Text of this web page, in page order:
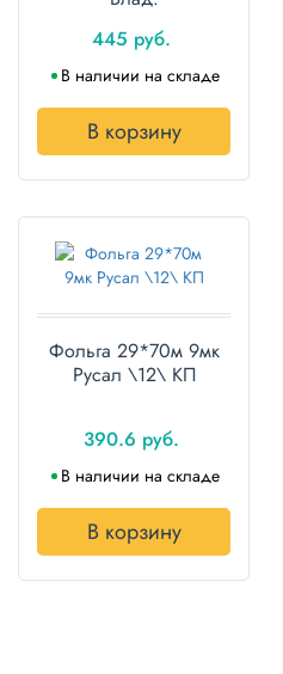
445 руб.
В наличии на складе
В корзину
Фольга 29*70м 9мк
Русал \12\ КП
390.6 руб.
В наличии на складе
В корзину